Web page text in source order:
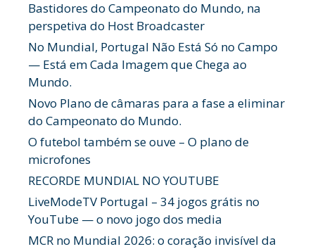
Bastidores do Campeonato do Mundo, na
perspetiva do Host Broadcaster
No Mundial, Portugal Não Está Só no Campo
— Está em Cada Imagem que Chega ao
Mundo.
Novo Plano de câmaras para a fase a eliminar
do Campeonato do Mundo.
O futebol também se ouve – O plano de
microfones
RECORDE MUNDIAL NO YOUTUBE
LiveModeTV Portugal – 34 jogos grátis no
YouTube — o novo jogo dos media
MCR no Mundial 2026: o coração invisível da